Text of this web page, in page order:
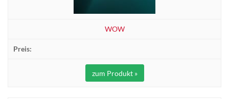
WOW
zum Produkt »